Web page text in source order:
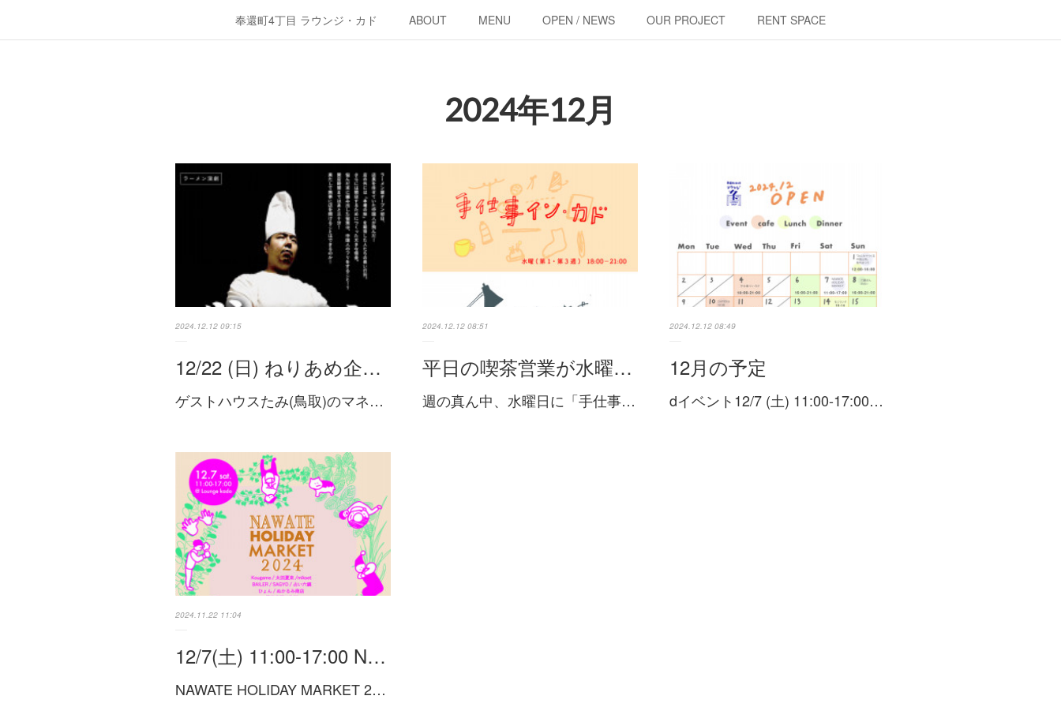
奉還町4丁目 ラウンジ・カド ABOUT MENU OPEN / NEWS OUR PROJECT RENT SPACE
2024年12月
2024.12.12 09:15
12/22 (日) ねりあめ企…
ゲストハウスたみ(鳥取)のマネ…
2024.12.12 08:51
平日の喫茶営業が水曜…
週の真ん中、水曜日に「手仕事…
2024.12.12 08:49
12月の予定
dイベント12/7 (土) 11:00-17:00…
2024.11.22 11:04
12/7(土) 11:00-17:00 N…
NAWATE HOLIDAY MARKET 2…